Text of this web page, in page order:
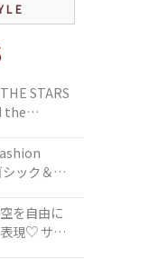
STARS
the
ック＆ロ
を自由に
現♡ サマ